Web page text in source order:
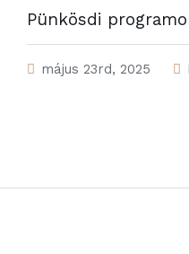
Pünkösdi
május 23rd, 2025